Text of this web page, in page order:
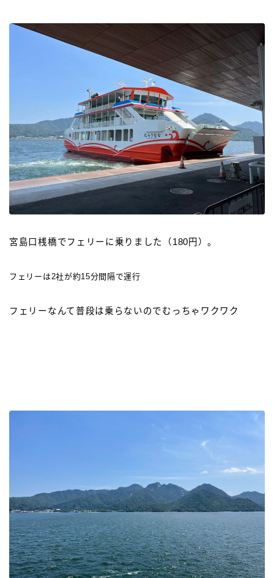
宮島口桟橋でフェリーに乗りました（180円）。
フェリーは2社が約15分間隔で運行
フェリーなんて普段は乗らないのでむっちゃワクワク